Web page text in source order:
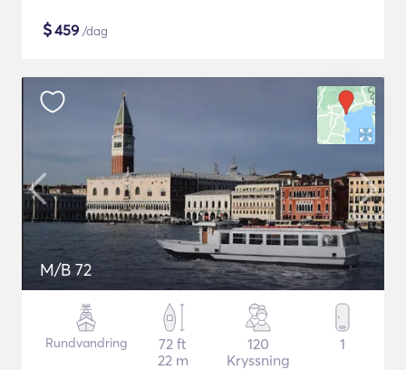
$459 /dag
M/B 72
Rundvandring
72 ft
22 m
120
Kryssning
1